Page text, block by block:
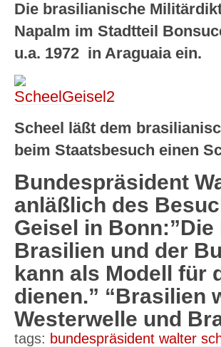
Die brasilianische
Napalm im Stadtteil
u.a. 1972 in Araguaia ein.
Scheel läßt dem
beim Staatsbesuch einen
Bundespräsident
anläßlich des
Geisel in
Brasilien und der
kann als Modell für
dienen.” “Brasilien
Westerwelle und
tags: bundespräsident walter